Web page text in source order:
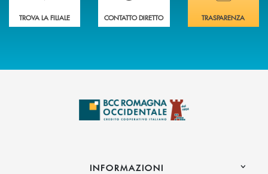
TROVA LA FILIALE CONTATTO DIRETTO TRASPARENZA
INFORMAZIONI